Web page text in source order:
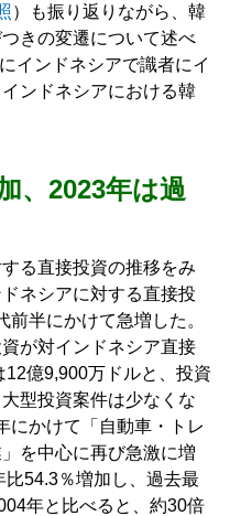
）も振り返りながら、韓
きの変遷について述べ
インドネシアで識者にイ
ンドネシアにおける韓
、2023年は過
る直接投資の推移をみ
ネシアに対する直接投
半にかけて急増した。
が対インドネシア直接
億9,900万ドルと、投資
型投資案件は少なくな
にかけて「自動車・トレ
を中心に再び急激に増
54.3％増加し、過去最
年と比べると、約30倍